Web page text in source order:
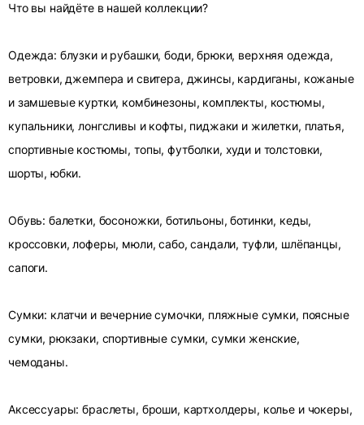
Что вы найдёте в нашей коллекции?
Одежда: блузки и рубашки, боди, брюки, верхняя одежда,
ветровки, джемпера и свитера, джинсы, кардиганы, кожаные
и замшевые куртки, комбинезоны, комплекты, костюмы,
купальники, лонгсливы и кофты, пиджаки и жилетки, платья,
спортивные костюмы, топы, футболки, худи и толстовки,
шорты, юбки.
Обувь: балетки, босоножки, ботильоны, ботинки, кеды,
кроссовки, лоферы, мюли, сабо, сандали, туфли, шлёпанцы,
сапоги.
Сумки: клатчи и вечерние сумочки, пляжные сумки, поясные
сумки, рюкзаки, спортивные сумки, сумки женские,
чемоданы.
Аксессуары: браслеты, броши, картхолдеры, колье и чокеры,